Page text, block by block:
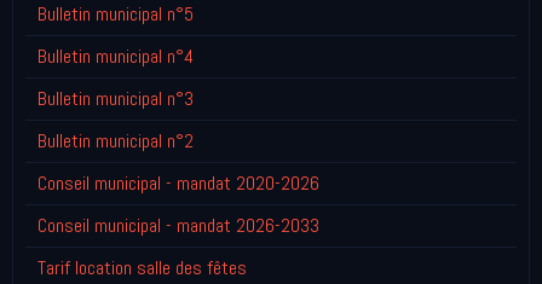
Bulletin municipal n°5
Bulletin municipal n°4
Bulletin municipal n°3
Bulletin municipal n°2
Conseil municipal - mandat 2020-2026
Conseil municipal - mandat 2026-2033
Tarif location salle des fêtes